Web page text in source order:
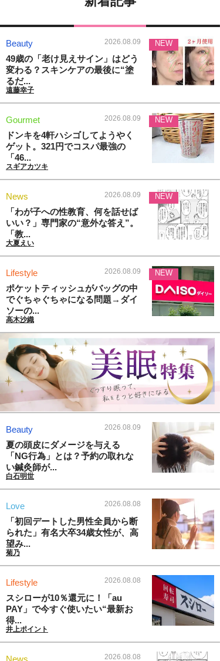
Beauty 2026.08.09
49歳の「老け見えサイン」はどう
変わる？スキンケアの最後に“塗
るだ...
遠藤幸子
NEW
Gourmet 2026.08.09
ドンキを4軒ハシゴしてようやく
ゲット。321円でコスパ最強の
「46...
スギアカツキ
NEW
News 2026.08.09
「わが子への性教育、何を話せば
いい？」専門家の“意外な答え”。
「教...
大夏えい
NEW
Lifestyle 2026.08.09
ポケットティッシュがバッグの中
でぐちゃぐちゃになる問題→ダイ
ソーの...
高木沙織
NEW
Beauty 2026.08.09
夏の頭皮にダメージを与える
「NG行為」とは？予約の取れな
い鍼灸師が...
白石明世
Love 2026.08.08
「初回デートした男性全員から断
られた」有名大卒34歳女性が、高
望み...
菊乃
Lifestyle 2026.08.08
スシローが10％還元に！「au
PAY」で今すぐ使いたい“最新お
得...
井上ポイント
News 2026.08.08